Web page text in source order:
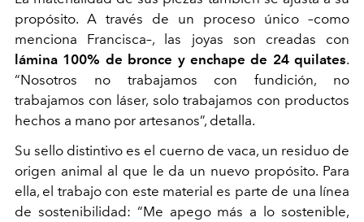
propósito. A través de un proceso único –como
menciona Francisca–, las joyas son creadas con
lámina 100% de bronce y enchape de 24 quilates.
“Nosotros no trabajamos con fundición, no
trabajamos con láser, solo trabajamos con productos
hechos a mano por artesanos”, detalla.
Su sello distintivo es el cuerno de vaca, un residuo de
origen animal al que le da un nuevo propósito. Para
ella, el trabajo con este material es parte de una línea
de sostenibilidad: “Me apego más a lo sostenible,